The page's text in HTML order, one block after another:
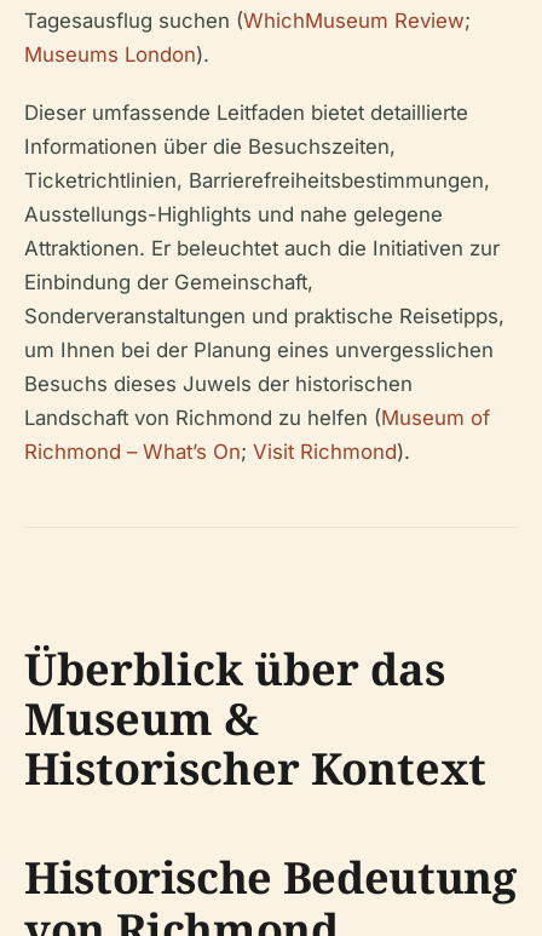
Tagesausflug suchen (WhichMuseum Review;
Museums London).
Dieser umfassende Leitfaden bietet detaillierte
Informationen über die Besuchszeiten,
Ticketrichtlinien, Barrierefreiheitsbestimmungen,
Ausstellungs-Highlights und nahe gelegene
Attraktionen. Er beleuchtet auch die Initiativen zur
Einbindung der Gemeinschaft,
Sonderveranstaltungen und praktische Reisetipps,
um Ihnen bei der Planung eines unvergesslichen
Besuchs dieses Juwels der historischen
Landschaft von Richmond zu helfen (Museum of
Richmond – What’s On; Visit Richmond).
Überblick über das
Museum &
Historischer Kontext
Historische Bedeutung